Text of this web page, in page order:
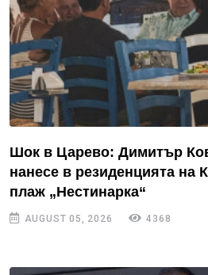
Шок в Царево: Димитър
нанесе в резиденцията на
плаж „Нестинарка“
AUGUST 05, 2026 4368